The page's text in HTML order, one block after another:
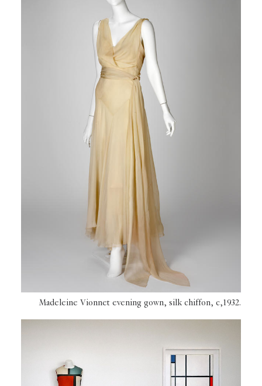
Madeleine Vionnet evening gown, silk chiffon, c,1932.